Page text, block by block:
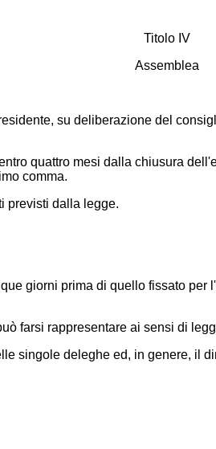
Titolo IV
Assemblea
su deliberazione del
quattro mesi dalla chiusura
comma.
previsti dalla legge.
giorni prima di quello fissato
farsi rappresentare ai sensi di
singole deleghe ed, in genere, il